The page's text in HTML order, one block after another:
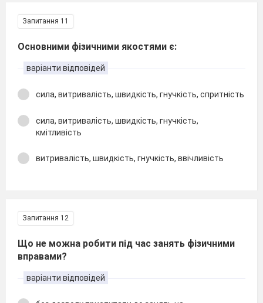
Запитання 11
Основними фізичними якостями є:
варіанти відповідей
сила, витривалість, швидкість, гнучкість, спритність
сила, витривалість, швидкість, гнучкість,
кмітливість
витривалість, швидкість, гнучкість, ввічливість
Запитання 12
Що не можна робити під час занять фізичними
вправами?
варіанти відповідей